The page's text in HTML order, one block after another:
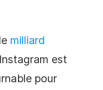
milliard
Instagram est
pour